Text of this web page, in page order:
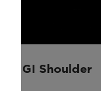
Q7 - GI Shoulder